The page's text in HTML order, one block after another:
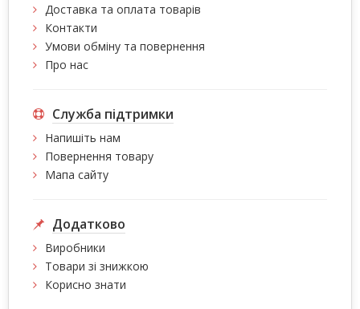
Доставка та оплата товарів
Контакти
Умови обміну та повернення
Про нас
Служба підтримки
Напишіть нам
Повернення товару
Мапа сайту
Додатково
Виробники
Товари зі знижкою
Корисно знати